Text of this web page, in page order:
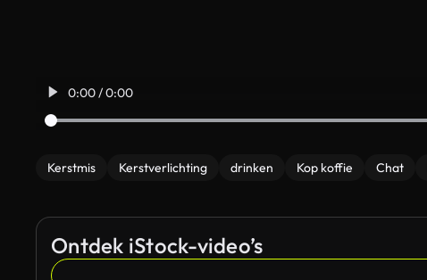
0:00 / 0:00
Kerstmis Kerstverlichting drinken Kop koffie Chat
Ontdek iStock-video’s